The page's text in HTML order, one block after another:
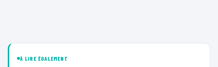
À LIRE ÉGALEMENT